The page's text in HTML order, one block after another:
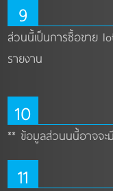
9
ส่วนนี้เป็นการซื้อขาย
รายงาน
10
** ข้อมูลส่วนนนี้อาจจะ
11